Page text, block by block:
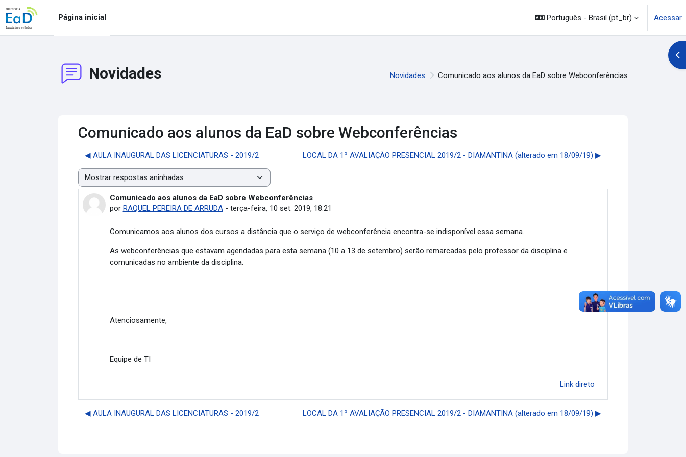
Ir para o conteúdo principal
Página inicial
Português - Brasil ‎(pt_br)‎ Acessar
Novidades Novidades Comunicado aos alunos da EaD sobre Webconferências
Comunicado aos alunos da EaD sobre Webconferências
◀︎ AULA INAUGURAL DAS LICENCIATURAS - 2019/2 LOCAL DA 1ª AVALIAÇÃO PRESENCIAL 2019/2 - DIAMANTINA (alterado em 18/09/19) ▶︎
Modo de visualização
Comunicado aos alunos da EaD sobre Webconferências
por RAQUEL PEREIRA DE ARRUDA- terça-feira, 10 set. 2019, 18:21
Número de respostas: 0
Comunicamos aos alunos dos cursos a distância que o serviço de webconferência encontra-se indisponível essa semana.
As webconferências que estavam agendadas para esta semana (10 a 13 de setembro) serão remarcadas pelo professor da disciplina e
comunicadas no ambiente da disciplina.
Atenciosamente,
Equipe de TI
Link direto
◀︎ AULA INAUGURAL DAS LICENCIATURAS - 2019/2 LOCAL DA 1ª AVALIAÇÃO PRESENCIAL 2019/2 - DIAMANTINA (alterado em 18/09/19) ▶︎